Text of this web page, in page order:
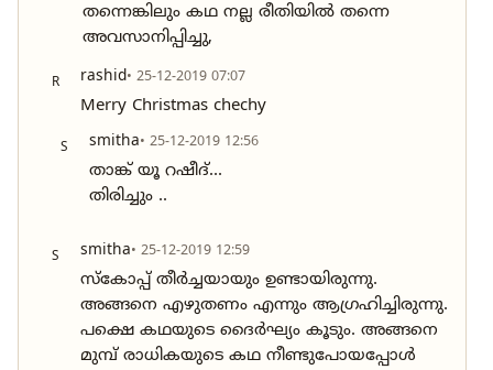
തന്നെങ്കിലും കഥ നല്ല രീതിയിൽ തന്നെ
അവസാനിപ്പിച്ചു,
R rashid• 25-12-2019 07:07
Merry Christmas chechy
S smitha• 25-12-2019 12:56
താങ്ക് യൂ റഷീദ്...
തിരിച്ചും ..
S smitha• 25-12-2019 12:59
സ്കോപ്പ് തീർച്ചയായും ഉണ്ടായിരുന്നു.
അങ്ങനെ എഴുതണം എന്നും ആഗ്രഹിച്ചിരുന്നു.
പക്ഷെ കഥയുടെ ദൈർഘ്യം കൂടും. അങ്ങനെ
മുമ്പ് രാധികയുടെ കഥ നീണ്ടുപോയപ്പോൾ